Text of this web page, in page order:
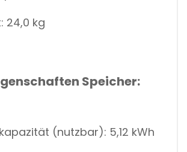
24,0 kg
Speicher:
(nutzbar): 5,12 kWh